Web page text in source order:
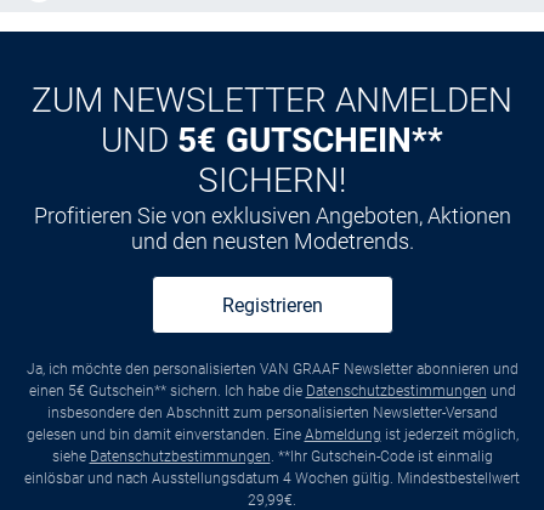
ZUM NEWSLETTER ANMELDEN
UND 5€ GUTSCHEIN**
SICHERN!
Profitieren Sie von exklusiven Angeboten, Aktionen
und den neusten Modetrends.
Registrieren
Ja, ich möchte den personalisierten VAN GRAAF Newsletter abonnieren und
einen 5€ Gutschein** sichern. Ich habe die Datenschutzbestimmungen und
insbesondere den Abschnitt zum personalisierten Newsletter-Versand
gelesen und bin damit einverstanden. Eine Abmeldung ist jederzeit möglich,
siehe Datenschutzbestimmungen. **Ihr Gutschein-Code ist einmalig
einlösbar und nach Ausstellungsdatum 4 Wochen gültig. Mindestbestellwert
29,99€.